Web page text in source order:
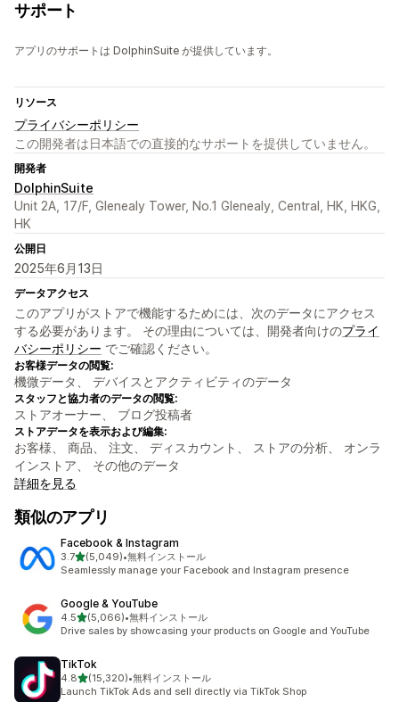
サポート
アプリのサポートは DolphinSuite が提供しています。
リソース
プライバシーポリシー
この開発者は日本語での直接的なサポートを提供していません。
開発者
DolphinSuite
Unit 2A, 17/F, Glenealy Tower, No.1 Glenealy, Central, HK, HKG,
HK
公開日
2025年6月13日
データアクセス
このアプリがストアで機能するためには、次のデータにアクセス
する必要があります。 その理由については、開発者向けのプライ
バシーポリシー でご確認ください。
お客様データの閲覧:
機微データ、 デバイスとアクティビティのデータ
スタッフと協力者のデータの閲覧:
ストアオーナー、 ブログ投稿者
ストアデータを表示および編集:
お客様、 商品、 注文、 ディスカウント、 ストアの分析、 オンラ
インストア、 その他のデータ
詳細を見る
類似のアプリ
Facebook & Instagram
3.75つ星中
(5,049)
合計レビュー数：5049件
•無料インストール
Seamlessly manage your Facebook and Instagram presence
Google & YouTube
4.55つ星中
(5,066)
合計レビュー数：5066件
•無料インストール
Drive sales by showcasing your products on Google and YouTube
TikTok
4.85つ星中
(15,320)
合計レビュー数：15320件
•無料インストール
Launch TikTok Ads and sell directly via TikTok Shop